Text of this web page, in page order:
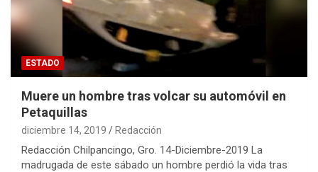
ESTADO
Muere un hombre tras volcar su automóvil en
Petaquillas
diciembre 14, 2019 Redacción
Redacción Chilpancingo, Gro. 14-Diciembre-2019 La
madrugada de este sábado un hombre perdió la vida tras